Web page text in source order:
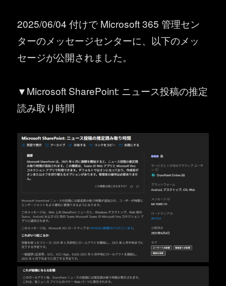
2025/06/04 付けで Microsoft 365 管理セン
ターのメッセージセンターに、以下のメッ
セージが公開されました。
▼Microsoft SharePoint: ニュース投稿の推定
読み取り時間